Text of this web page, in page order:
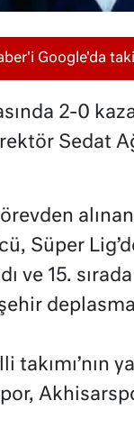
Google'da
2-0
Sedat
Süper
ve 15. sırada